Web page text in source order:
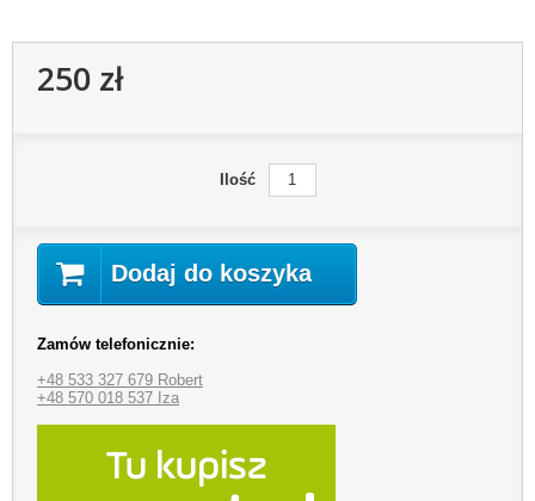
250 zł
Ilość
Dodaj do koszyka
Zamów telefonicznie:
+48 533 327 679 Robert
+48 570 018 537 Iza